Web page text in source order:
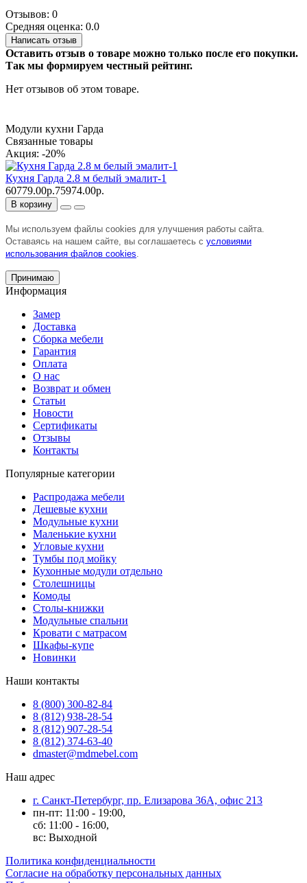
Отзывов: 0
Средняя оценка: 0.0
Написать отзыв
Оставить отзыв о товаре можно только после его покупки.
Так мы формируем честный рейтинг.
Нет отзывов об этом товаре.
Модули кухни Гарда
Связанные товары
Акция: -20%
Кухня Гарда 2.8 м белый эмалит-1
60779.00р.75974.00р.
В корзину
Мы используем файлы cookies для улучшения работы сайта.
Оставаясь на нашем сайте, вы соглашаетесь с условиями
использования файлов cookies.
Принимаю
Информация
Замер
Доставка
Сборка мебели
Гарантия
Оплата
О нас
Возврат и обмен
Статьи
Новости
Сертификаты
Отзывы
Контакты
Популярные категории
Распродажа мебели
Дешевые кухни
Модульные кухни
Маленькие кухни
Угловые кухни
Тумбы под мойку
Кухонные модули отдельно
Столешницы
Комоды
Столы-книжки
Модульные спальни
Кровати с матрасом
Шкафы-купе
Новинки
Наши контакты
8 (800) 300-82-84
8 (812) 938-28-54
8 (812) 907-28-54
8 (812) 374-63-40
dmaster@mdmebel.com
Наш адрес
г. Санкт-Петербург, пр. Елизарова 36А, офис 213
пн-пт: 11:00 - 19:00,
сб: 11:00 - 16:00,
вс: Выходной
Политика конфиденциальности
Согласие на обработку персональных данных